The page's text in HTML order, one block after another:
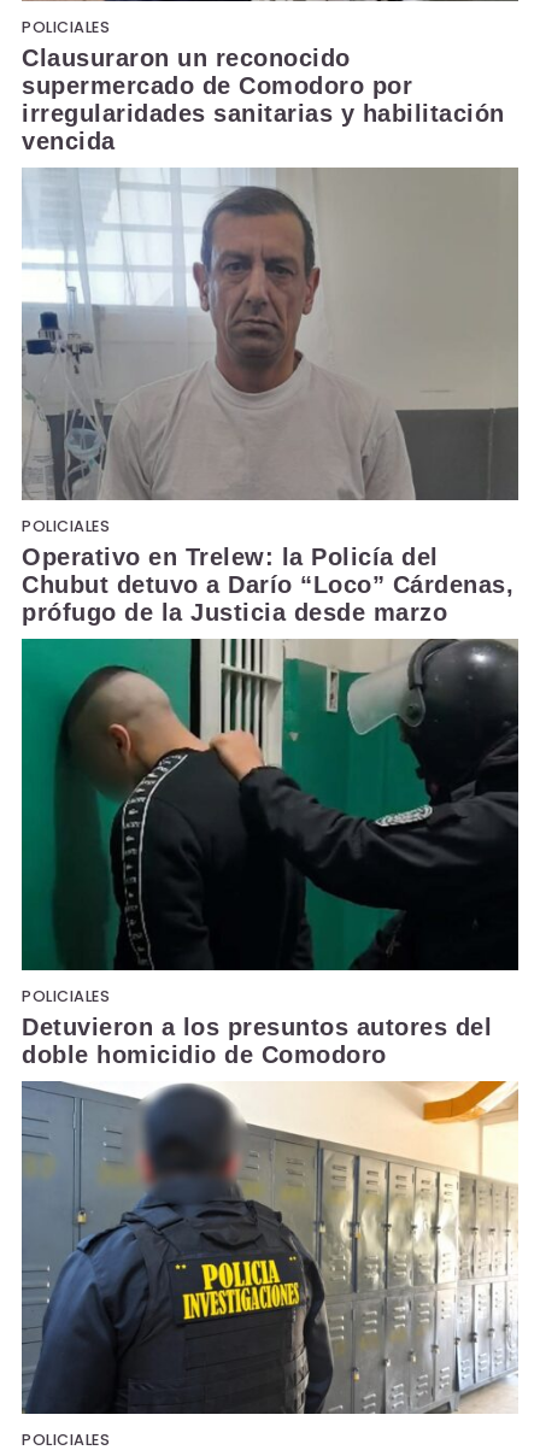
POLICIALES
Clausuraron un reconocido
supermercado de Comodoro por
irregularidades sanitarias y habilitación
vencida
POLICIALES
Operativo en Trelew: la Policía del
Chubut detuvo a Darío “Loco” Cárdenas,
prófugo de la Justicia desde marzo
POLICIALES
Detuvieron a los presuntos autores del
doble homicidio de Comodoro
POLICIALES